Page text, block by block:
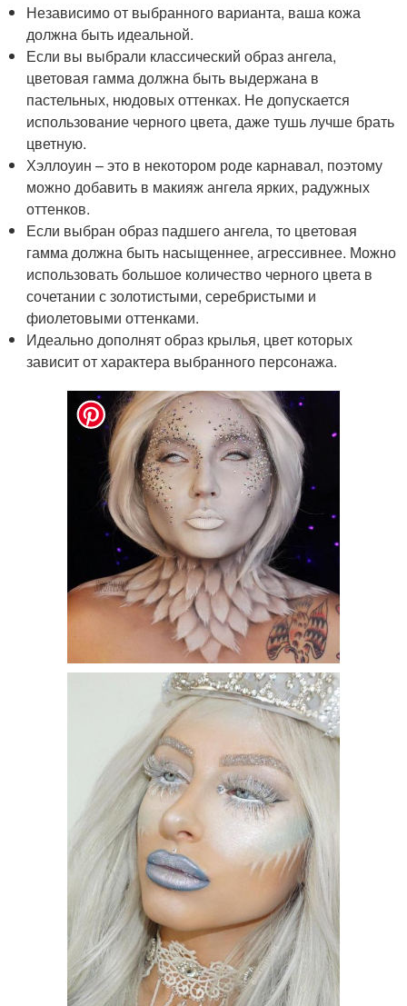
Независимо от выбранного варианта, ваша кожа
должна быть идеальной.
Если вы выбрали классический образ ангела,
цветовая гамма должна быть выдержана в
пастельных, нюдовых оттенках. Не допускается
использование черного цвета, даже тушь лучше брать
цветную.
Хэллоуин – это в некотором роде карнавал, поэтому
можно добавить в макияж ангела ярких, радужных
оттенков.
Если выбран образ падшего ангела, то цветовая
гамма должна быть насыщеннее, агрессивнее. Можно
использовать большое количество черного цвета в
сочетании с золотистыми, серебристыми и
фиолетовыми оттенками.
Идеально дополнят образ крылья, цвет которых
зависит от характера выбранного персонажа.